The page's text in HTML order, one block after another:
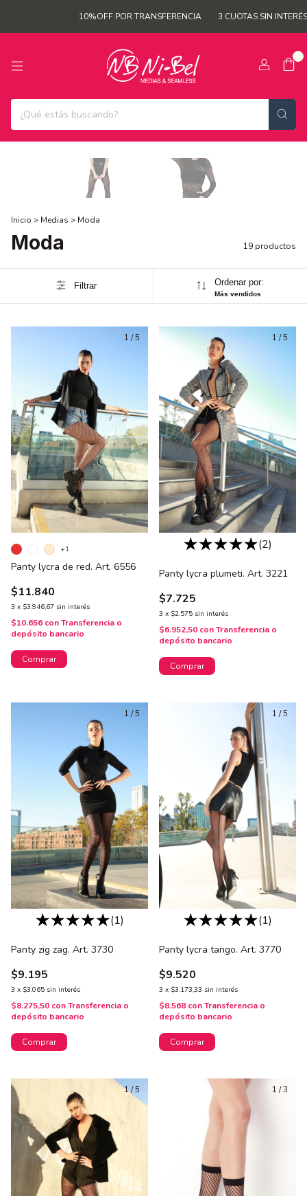
10%OFF POR TRANSFERENCIA 3 CUOTAS SIN INTERÉS
Inicio > Medias > Moda
Moda 19 productos
Filtrar Ordenar por:
Más vendidos
1 /5
Panty lycra de red. Art. 6556
$11.840
3 x $3.946,67 sin interés
$10.656 conTransferencia o
depósito bancario
+1
Comprar
1 /5
(2)
Panty lycra plumeti. Art. 3221
$7.725
3 x $2.575 sin interés
$6.952,50 conTransferencia o
depósito bancario
Comprar
1 /5
(1)
Panty zig zag. Art. 3730
$9.195
3 x $3.065 sin interés
$8.275,50 conTransferencia o
depósito bancario
Comprar
1 /5
(1)
Panty lycra tango. Art. 3770
$9.520
3 x $3.173,33 sin interés
$8.568 conTransferencia o
depósito bancario
Comprar
1/5 1 /3